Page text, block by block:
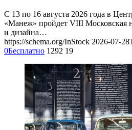
С 13 по 16 августа 2026 года в
«Манеж» пройдет VIII Московская
и дизайна…
https://schema.org/InStock 2026-07-
0Бесплатно 1292 19